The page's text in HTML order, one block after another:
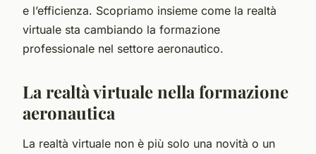
e l’efficienza. Scopriamo insieme come la realtà
virtuale sta cambiando la formazione
professionale nel settore aeronautico.
La realtà virtuale nella formazione
aeronautica
La realtà virtuale non è più solo una novità o un